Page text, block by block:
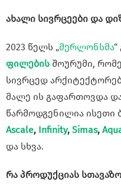
ახალი სივრცეები და
2023 წელს „მერლონსმა“
ფილების შოურუმი,
სივრცედ
მალე ის გაფართოვდა
წარმოდგენილია ისეთი
Ascale, Infinity, Simas,
და სხვა.
რა პროდუქციას